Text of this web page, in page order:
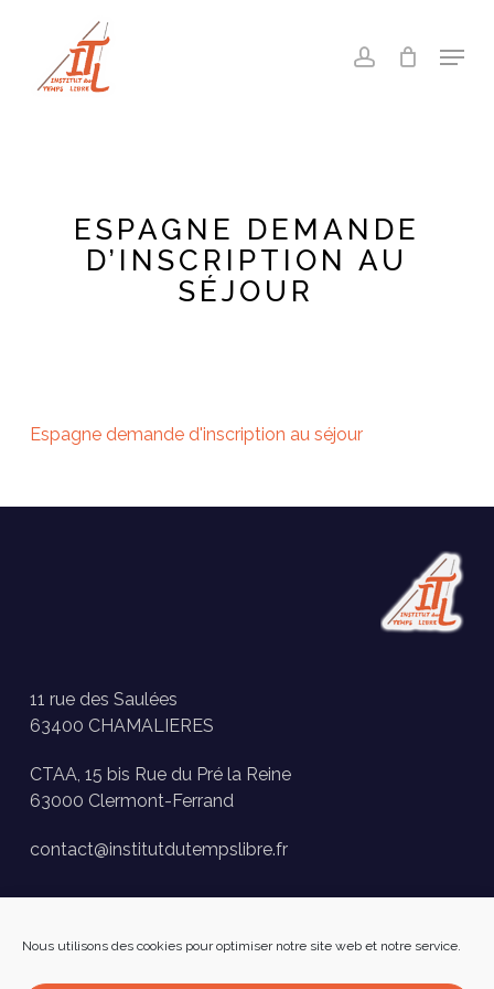
Nous utilisons des cookies pour optimiser notre site web et notre service.
content
accountMenu
ESPAGNE DEMANDE
D’INSCRIPTION AU
SÉJOUR
Espagne demande d'inscription au séjour
11 rue des Saulées
63400 CHAMALIERES
CTAA, 15 bis Rue du Pré la Reine
63000 Clermont-Ferrand
contact@institutdutempslibre.fr
Presse
Close